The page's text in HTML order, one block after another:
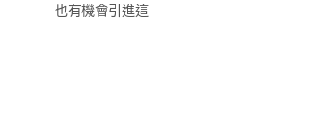
也有機會引進這